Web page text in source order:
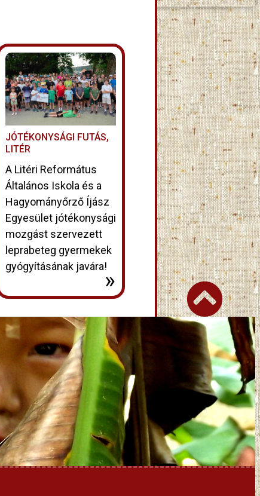
JÓTÉKONYSÁGI FUTÁS,
LITÉR
A Litéri Református
Általános Iskola és a
Hagyományőrző Íjász
Egyesület jótékonysági
mozgást szervezett
leprabeteg gyermekek
gyógyításának javára!
»